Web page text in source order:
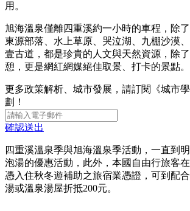
用。
旭海溫泉僅離四重溪約一小時的車程，除
東源部落、水上草原、哭泣湖、九棚沙漠
壹古道，都是珍貴的人文與天然資源，除
憩，更是網紅網媒絕佳取景、打卡的景點。
更多政策解析、城市發展，請訂閱《城市
劃！
確認送出
四重溪溫泉季與旭海溫泉季活動，一直到
泡湯的優惠活動，此外，本國自由行旅客
憑入住秋冬遊補助之旅宿業憑證，可到配
湯或溫泉湯屋折抵200元。